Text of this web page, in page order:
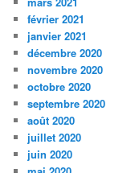
février 2021
janvier 2021
décembre 2020
novembre 2020
octobre 2020
septembre 2020
août 2020
juillet 2020
juin 2020